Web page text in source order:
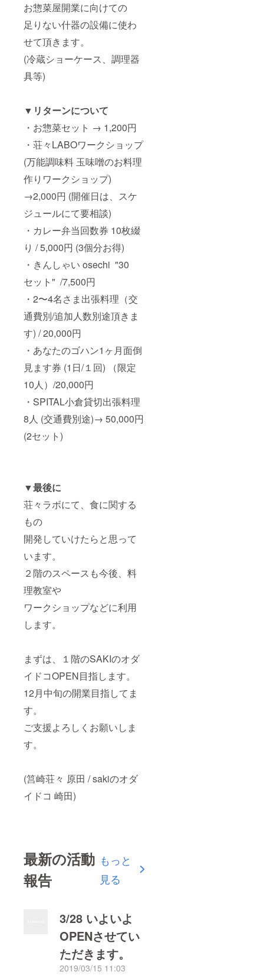
お惣菜屋開業に向けての
足りない什器の設備に使わ
せて頂きます。
(冷蔵ショーケース、調理器
具等)
▼リターンについて
・お惣菜セット → 1,200円
・荘々LABOワークショップ
(万能調味料 玉味噌のお料理
作りワークショップ)
→2,000円 (開催日は、スケ
ジュールにて要相談)
・カレー弁当回数券 10枚綴
り / 5,000円 (3個分お得)
・きんしゃい osechi "30
セット" /7,500円
・2〜4名さま出張料理（交
通費別/追加人数別途頂きま
す) / 20,000円
・あなたのゴハン1ヶ月面倒
見ます券 (1日/１回) （限定
10人）/20,000円
・SPITAL小倉貸切出張料理
8人 (交通費別途)→ 50,000円
(2セット)
▼最後に
荘々ラボにて、食に関する
もの
開発していけたらと思って
います。
２階のスペースも今後、料
理教室や
ワークショップなどに利用
します。
まずは、１階のSAKIのオダ
イドコOPEN目指します。
12月中旬の開業目指してま
す。
ご支援よろしくお願いしま
す。
(筥崎荘々 原田 / sakiのオダ
イドコ 崎田)
最新の活動
報告
もっと
見る
3/28 いよいよ
OPENさせてい
ただきます。
2019/03/15 11:03